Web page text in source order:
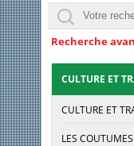
Recherche
CULTURE ET
CULTURE ET
LES